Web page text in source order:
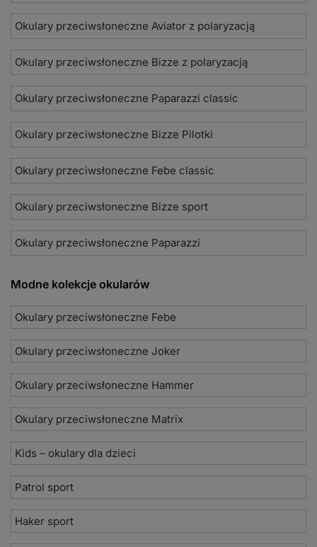
Okulary przeciwsłoneczne Aviator z polaryzacją
Okulary przeciwsłoneczne Bizze z polaryzacją
Okulary przeciwsłoneczne Paparazzi classic
Okulary przeciwsłoneczne Bizze Pilotki
Okulary przeciwsłoneczne Febe classic
Okulary przeciwsłoneczne Bizze sport
Okulary przeciwsłoneczne Paparazzi
Modne kolekcje okularów
Okulary przeciwsłoneczne Febe
Okulary przeciwsłoneczne Joker
Okulary przeciwsłoneczne Hammer
Okulary przeciwsłoneczne Matrix
Kids – okulary dla dzieci
Patrol sport
Haker sport